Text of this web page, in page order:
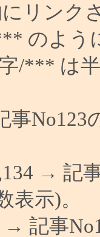
リンク
のよう
/*** は
事No123
→ 記
表示)。
→ 記事